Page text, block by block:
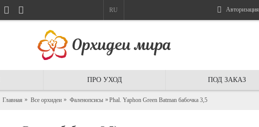
RU Авторизация
ПРО УХОД ПОД ЗАКАЗ
Главная Все орхидеи Фаленопсисы Phal. Yaphon Green Batman бабочка 3,5